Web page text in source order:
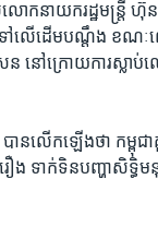
លោក​នាយករដ្ឋមន្ត្រី​
ទៅលើ​ដើម​បណ្តឹង​ ខណ
ន​ នៅក្រោយ​ការ​ស្លា
បាន​លើក​ឡើង​ថា កម្ពុជ
ាក់​ទិនបញ្ហា​សិទ្ធិមនុ